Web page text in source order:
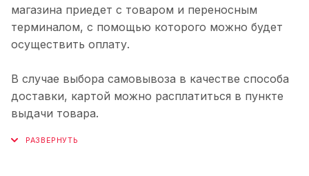
магазина приедет с товаром и переносным
терминалом, с помощью которого можно будет
осуществить оплату.
В случае выбора самовывоза в качестве способа
доставки, картой можно расплатиться в пункте
выдачи товара.